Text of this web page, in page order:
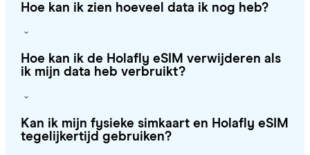
Hoe kan ik zien hoeveel data ik nog heb?
Hoe kan ik de Holafly eSIM verwijderen als
ik mijn data heb verbruikt?
Kan ik mijn fysieke simkaart en Holafly eSIM
tegelijkertijd gebruiken?